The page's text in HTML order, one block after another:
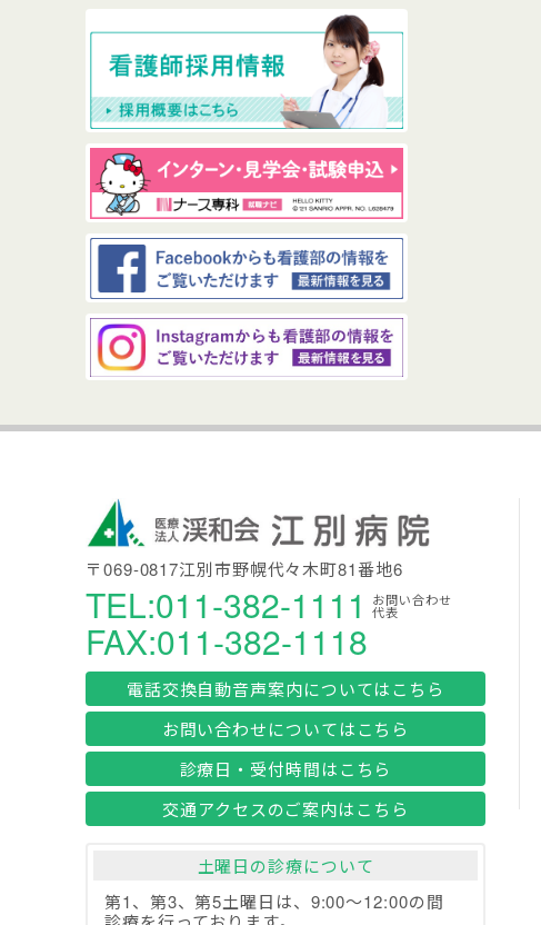
〒069-0817江別市野幌代々木町81番地6
TEL:011-382-1111 お問い合わせ
代表
FAX:011-382-1118
電話交換自動音声案内についてはこちら
お問い合わせについてはこちら
診療日・受付時間はこちら
交通アクセスのご案内はこちら
土曜日の診療について
第1、第3、第5土曜日は、9:00～12:00の間